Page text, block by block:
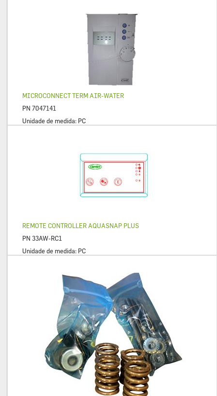
MICROCONNECT TERM AIR-WATER
PN 7047141
Unidade de medida: PC
REMOTE CONTROLLER AQUASNAP PLUS
PN 33AW-RC1
Unidade de medida: PC